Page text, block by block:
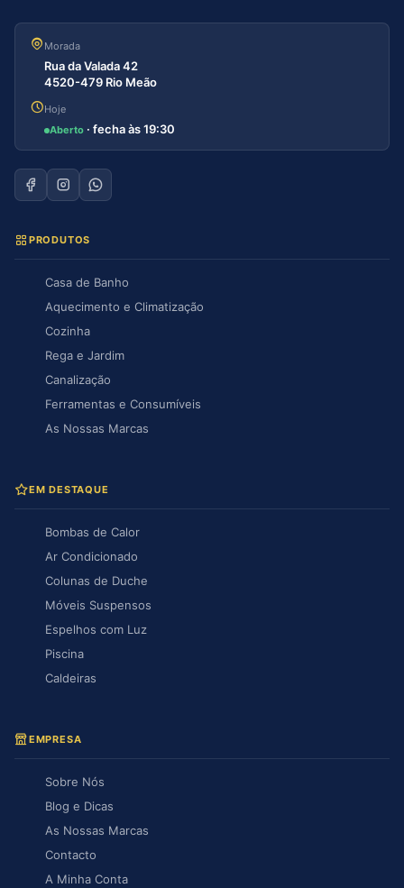
Morada
Rua da Valada 42
4520-479 Rio Meão
Hoje
Aberto · fecha às 19:30
PRODUTOS
Casa de Banho
Aquecimento e Climatização
Cozinha
Rega e Jardim
Canalização
Ferramentas e Consumíveis
As Nossas Marcas
EM DESTAQUE
Bombas de Calor
Ar Condicionado
Colunas de Duche
Móveis Suspensos
Espelhos com Luz
Piscina
Caldeiras
EMPRESA
Sobre Nós
Blog e Dicas
As Nossas Marcas
Contacto
A Minha Conta